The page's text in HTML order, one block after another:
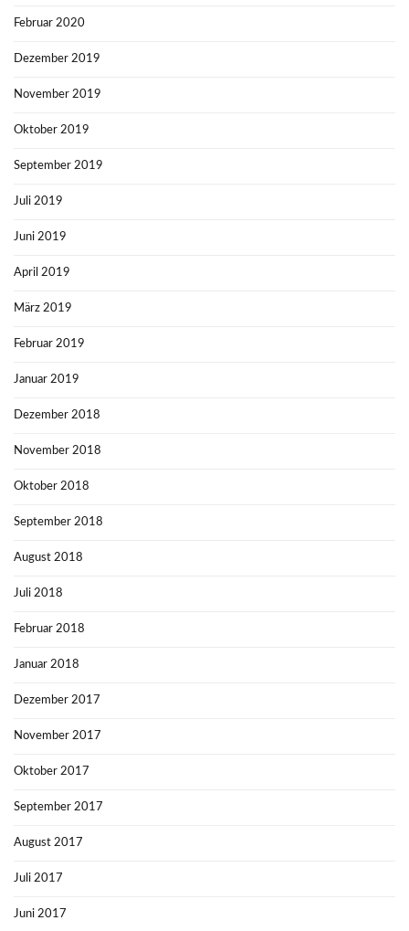
Februar 2020
Dezember 2019
November 2019
Oktober 2019
September 2019
Juli 2019
Juni 2019
April 2019
März 2019
Februar 2019
Januar 2019
Dezember 2018
November 2018
Oktober 2018
September 2018
August 2018
Juli 2018
Februar 2018
Januar 2018
Dezember 2017
November 2017
Oktober 2017
September 2017
August 2017
Juli 2017
Juni 2017